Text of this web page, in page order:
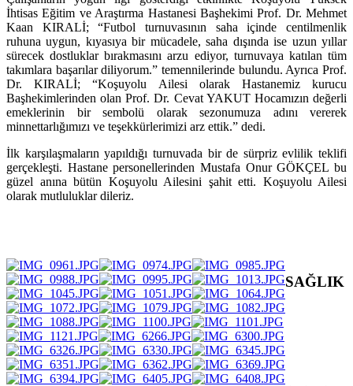
İhtisas Eğitim ve Araştırma Hastanesi Başhekimi Prof. Dr. Mehmet
Kaan KIRALİ; “Futbol turnuvasının saha içinde centilmenlik
ruhuna uygun, kıyasıya bir mücadele, saha dışında ise uzun yıllar
sürecek dostluklar bırakmasını arzu ediyor, turnuvaya katılan tüm
takımlara başarılar diliyorum.” temennilerinde bulundu. Ayrıca Prof.
Dr. KIRALİ; “Koşuyolu Ailesi olarak Hastanemiz kurucu
Başhekimlerinden olan Prof. Dr. Cevat YAKUT Hocamızın değerli
emeklerinin bir sembolü olarak sezonumuza adını vererek
minnettarlığımızı ve teşekkürlerimizi arz ettik.” dedi.
İlk karşılaşmaların yapıldığı turnuvada bir de sürpriz evlilik teklifi
gerçekleşti. Hastane personellerinden Mustafa Onur GÖKÇEL bu
güzel anına bütün Koşuyolu Ailesini şahit etti. Koşuyolu Ailesi
olarak mutluluklar dileriz.
SAĞLIK